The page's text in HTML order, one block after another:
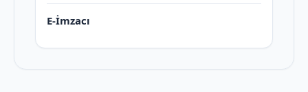
E-İmzacı